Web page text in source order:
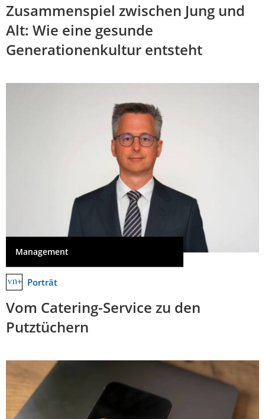
Zusammenspiel zwischen Jung und
Alt: Wie eine gesunde
Generationenkultur entsteht
Management
Porträt
Vom Catering-Service zu den
Putztüchern